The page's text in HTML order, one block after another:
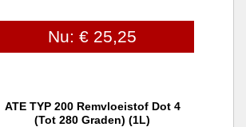
Nu: € 25,25
ATE TYP 200 Remvloeistof Dot 4
(tot 280 Graden) (1L)